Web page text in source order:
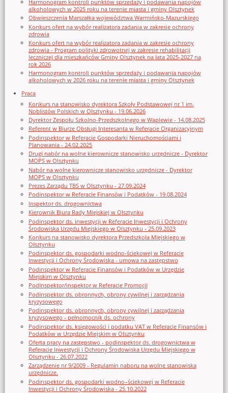
Harmonogram kontroli punktów sprzedaży i podawania napojów
alkoholowych w 2025 roku na terenie miasta i gminy Olsztynek
Obwieszczenia Marszałka województwa Warmińsko-Mazurskiego
Konkurs ofert na wybór realizatora zadania w zakresie ochrony
zdrowia
Konkurs ofert na wybór realizatora zadania w zakresie ochrony
zdrowia - Program polityki zdrowotnej w zakresie rehabilitacji
leczniczej dla mieszkańców Gminy Olsztynek na lata 2025-2027 na
rok 2026
Harmonogram kontroli punktów sprzedaży i podawania napojów
alkoholowych w 2026 roku na terenie miasta i gminy Olsztynek
Praca
Konkurs na stanowisko dyrektora Szkoły Podstawowej nr 1 im.
Noblistów Polskich w Olsztynku - 19.06.2026
Dyrektor Zespołu Szkolno-Przedszkolnego w Waplewie - 14.08.2025
Referent w Biurze Obsługi Interesanta w Referacie Organizacyjnym
Podinspektor w Referacie Gospodarki Nieruchomościami i
Planowania - 24.02.2025
Drugi nabór na wolne kierownicze stanowisko urzędnicze - Dyrektor
MOPS w Olsztynku
Nabór na wolne kierownicze stanowisko urzędnicze - Dyrektor
MOPS w Olsztynku
Prezes Zarządu TBS w Olsztynku - 27.09.2024
Podinspektor w Referacie Finansów i Podatków - 19.08.2024
Inspektor ds. drogownictwa
Kierownik Biura Rady Miejskiej w Olsztynku
Podinspektor ds. inwestycji w Referacie Inwestycji i Ochrony
Środowiska Urzędu Miejskiego w Olsztynku - 25.09.2023
Konkurs na stanowisko dyrektora Przedszkola Miejskiego w
Olsztynku
Podinspektor ds. gospodarki wodno-ściekowej w Referacie
Inwestycji i Ochrony Środowiska - umowa na zastępstwo
Podinspektor w Referacie Finansów i Podatków w Urzędzie
Miejskim w Olsztynku
Podinspektor/inspektor w Referacie Promocji
Podinspektor ds. obronnych, obrony cywilnej i zarządzania
kryzysowego
Podinspektor ds. obronnych, obrony cywilnej i zarządzania
kryzysowego - pełnomocnik ds. ochrony
Podinspektor ds. księgowości i podatku VAT w Referacie Finansów i
Podatków w Urzędzie Miejskim w Olsztynku
Oferta pracy na zastępstwo - podinspektor ds. drogownictwa w
Referacie Inwestycji i Ochrony Środowiska Urzędu Miejskiego w
Olsztynku - 26.07.2022
Zarządzenie nr 9/2009 - Regulamin naboru na wolne stanowiska
urzędnicze.
Podinspektor ds. gospodarki wodno–ściekowej w Referacie
Inwestycji i Ochrony Środowiska - 25.10.2022